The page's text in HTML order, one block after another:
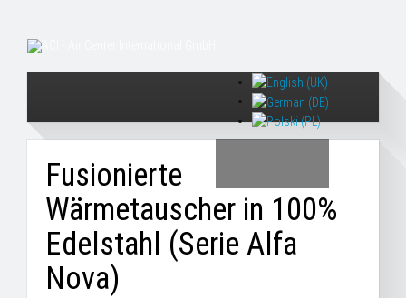
Fusionierte
Wärmetauscher in 100%
Edelstahl (Serie Alfa
Nova)